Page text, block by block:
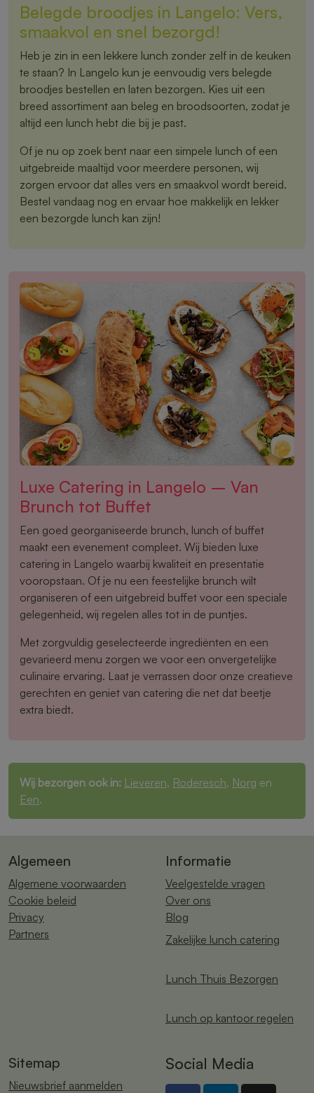
Belegde broodjes in Langelo: Vers,
smaakvol en snel bezorgd!
Heb je zin in een lekkere lunch zonder zelf in de keuken
te staan? In Langelo kun je eenvoudig vers belegde
broodjes bestellen en laten bezorgen. Kies uit een
breed assortiment aan beleg en broodsoorten, zodat je
altijd een lunch hebt die bij je past.
Of je nu op zoek bent naar een simpele lunch of een
uitgebreide maaltijd voor meerdere personen, wij
zorgen ervoor dat alles vers en smaakvol wordt bereid.
Bestel vandaag nog en ervaar hoe makkelijk en lekker
een bezorgde lunch kan zijn!
Luxe Catering in Langelo – Van
Brunch tot Buffet
Een goed georganiseerde brunch, lunch of buffet
maakt een evenement compleet. Wij bieden luxe
catering in Langelo waarbij kwaliteit en presentatie
vooropstaan. Of je nu een feestelijke brunch wilt
organiseren of een uitgebreid buffet voor een speciale
gelegenheid, wij regelen alles tot in de puntjes.
Met zorgvuldig geselecteerde ingrediënten en een
gevarieerd menu zorgen we voor een onvergetelijke
culinaire ervaring. Laat je verrassen door onze creatieve
gerechten en geniet van catering die net dat beetje
extra biedt.
Wij bezorgen ook in: Lieveren, Roderesch, Norg en
Een.
Algemeen
Algemene voorwaarden
Cookie beleid
Privacy
Partners
Informatie
Veelgestelde vragen
Over ons
Blog
Zakelijke lunch catering
Lunch Thuis Bezorgen
Lunch op kantoor regelen
Sitemap
Nieuwsbrief aanmelden
Social Media